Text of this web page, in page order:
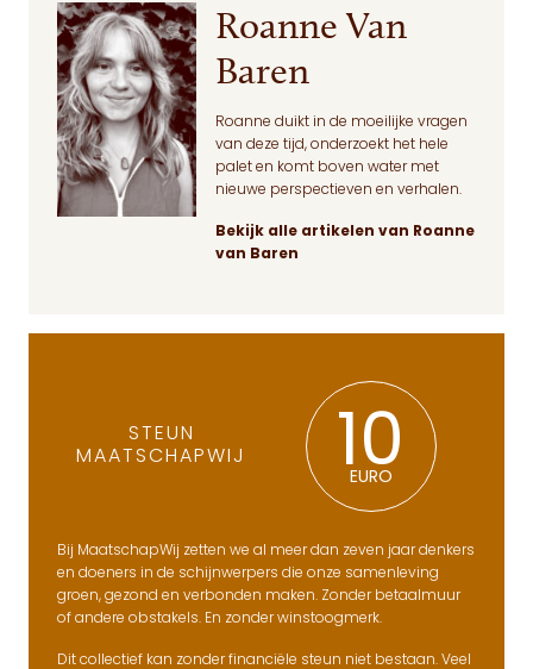
Roanne Van
Baren
Roanne duikt in de moeilijke vragen
van deze tijd, onderzoekt het hele
palet en komt boven water met
nieuwe perspectieven en verhalen.
Bekijk alle artikelen van Roanne
van Baren
STEUN
MAATSCHAPWIJ
10
EURO
Bij MaatschapWij zetten we al meer dan zeven jaar denkers
en doeners in de schijnwerpers die onze samenleving
groen, gezond en verbonden maken. Zonder betaalmuur
of andere obstakels. En zonder winstoogmerk.
Dit collectief kan zonder financiële steun niet bestaan. Veel